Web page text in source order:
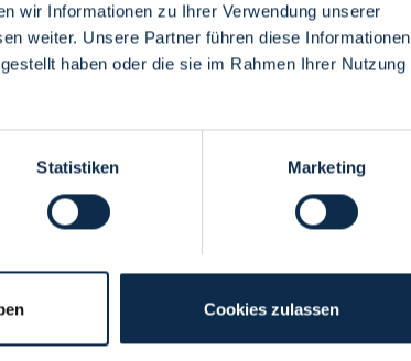
wir Informationen zu Ihrer Verwendung unserer
weiter. Unsere Partner führen diese Informationen
haben oder die sie im Rahmen Ihrer Nutzung
Statistiken Marketing
Cookies zulassen